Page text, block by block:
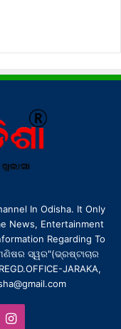
In Odisha. It Only
News, Entertainment
Regarding To
ମଣିଷର ସ୍ୱର"(ଭ୍ରଷ୍ଟାଚାର
JARAKA,
Instagram